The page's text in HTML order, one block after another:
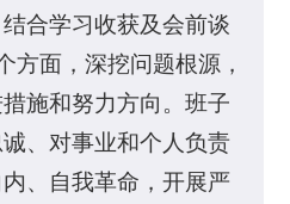
合学习收获及会前谈
方面，深挖问题根源，
施和努力方向。班子
、对事业和个人负责
、自我革命，开展严